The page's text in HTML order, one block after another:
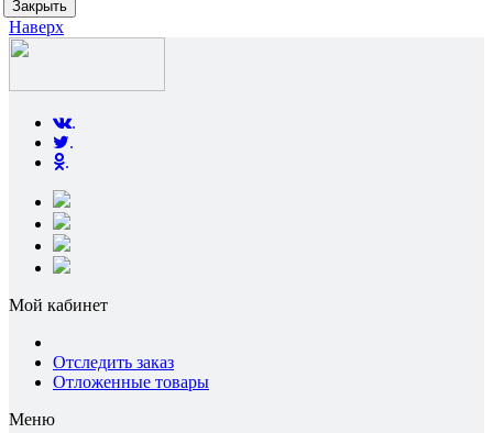
Закрыть
Наверх
Мой кабинет
Отследить заказ
Отложенные товары
Меню